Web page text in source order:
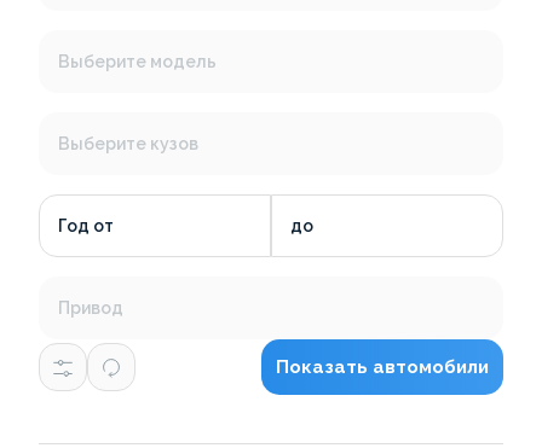
Выберите модель
Выберите кузов
Год от до
Привод
Показать автомобили